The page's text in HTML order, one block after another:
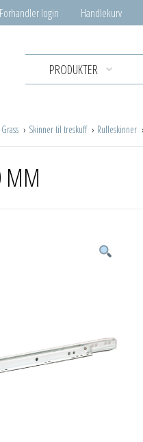
Forhandler login Handlekurv
PRODUKTER
Skinner til treskuff Rulleskinner
MM